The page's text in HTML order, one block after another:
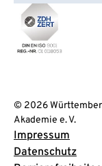
© 2026
Akademie e. V.
Impressum
Datenschutz